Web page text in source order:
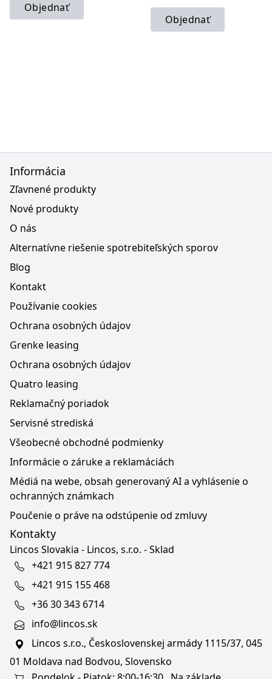
Objednať
Objednať
Informácia
Zľavnené produkty
Nové produkty
O nás
Alternatívne riešenie spotrebiteľských sporov
Blog
Kontakt
Používanie cookies
Ochrana osobných údajov
Grenke leasing
Ochrana osobných údajov
Quatro leasing
Reklamačný poriadok
Servisné strediská
Všeobecné obchodné podmienky
Informácie o záruke a reklamáciách
Médiá na webe, obsah generovaný AI a vyhlásenie o
ochranných známkach
Poučenie o práve na odstúpenie od zmluvy
Kontakty
Lincos Slovakia - Lincos, s.r.o. - Sklad
+421 915 827 774
+421 915 155 468
+36 30 343 6714
info@lincos.sk
Lincos s.r.o., Československej armády 1115/37, 045
01 Moldava nad Bodvou, Slovensko